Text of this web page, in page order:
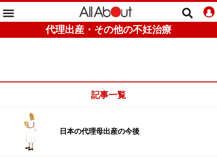
代理出産・その他の不妊治療
記事一覧
日本の代理母出産の今後